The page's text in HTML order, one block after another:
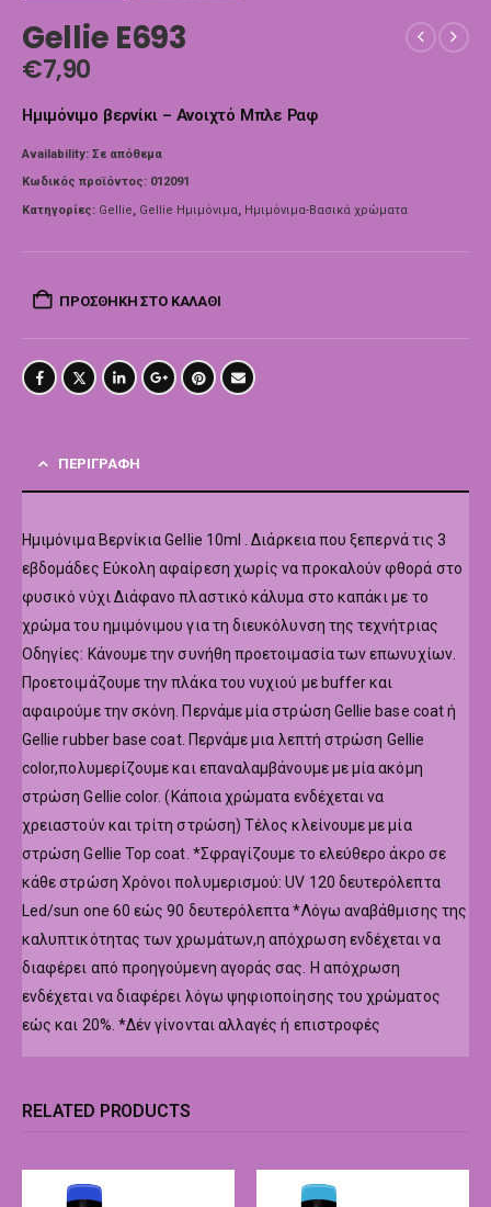
Gellie E693
€7,90
Ημιμόνιμο βερνίκι – Ανοιχτό Μπλε Ραφ
Availability: Σε απόθεμα
Κωδικός προϊόντος: 012091
Κατηγορίες: Gellie, Gellie Ημιμόνιμα, Ημιμόνιμα-Βασικά χρώματα
ΠΡΟΣΘΉΚΗ ΣΤΟ ΚΑΛΆΘΙ
ΠΕΡΙΓΡΑΦΉ
Hμιμόνιμα Βερνίκια Gellie 10ml . Διάρκεια που ξεπερνά τις 3
εβδομάδες Εύκολη αφαίρεση χωρίς να προκαλούν φθορά στο
φυσικό νύχι Διάφανο πλαστικό κάλυμα στο καπάκι με το
χρώμα του ημιμόνιμου για τη διευκόλυνση της τεχνήτριας
Οδηγίες: Κάνουμε την συνήθη προετοιμασία των επωνυχίων.
Προετοιμάζουμε την πλάκα του νυχιού με buffer και
αφαιρούμε την σκόνη. Περνάμε μία στρώση Gellie base coat ή
Gellie rubber base coat. Περνάμε μια λεπτή στρώση Gellie
color,πολυμερίζουμε και επαναλαμβάνουμε με μία ακόμη
στρώση Gellie color. (Κάποια χρώματα ενδέχεται να
χρειαστούν και τρίτη στρώση) Τέλος κλείνουμε με μία
στρώση Gellie Top coat. *Σφραγίζουμε το ελεύθερο άκρο σε
κάθε στρώση Χρόνοι πολυμερισμού: UV 120 δευτερόλεπτα
Led/sun one 60 εώς 90 δευτερόλεπτα *Λόγω αναβάθμισης της
καλυπτικότητας των χρωμάτων,η απόχρωση ενδέχεται να
διαφέρει από προηγούμενη αγοράς σας. Η απόχρωση
ενδέχεται να διαφέρει λόγω ψηφιοποίησης του χρώματος
εώς και 20%. *Δέν γίνονται αλλαγές ή επιστροφές
RELATED PRODUCTS